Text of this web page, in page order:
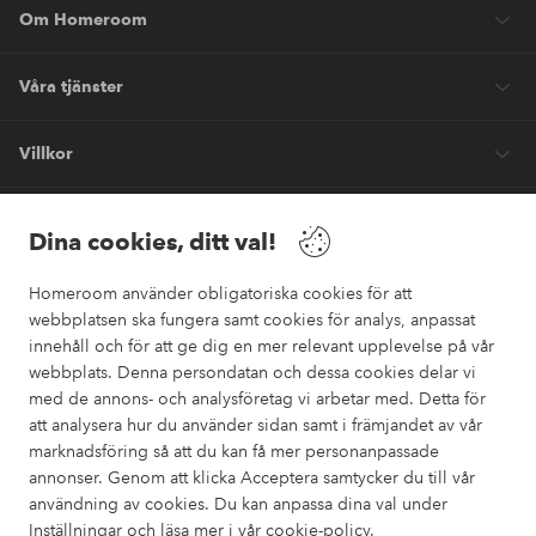
Dina cookies, ditt val!
Homeroom använder obligatoriska cookies för att
webbplatsen ska fungera samt cookies för analys, anpassat
innehåll och för att ge dig en mer relevant upplevelse på vår
webbplats. Denna persondatan och dessa cookies delar vi
med de annons- och analysföretag vi arbetar med. Detta för
att analysera hur du använder sidan samt i främjandet av vår
marknadsföring så att du kan få mer personanpassade
annonser. Genom att klicka Acceptera samtycker du till vår
användning av cookies. Du kan anpassa dina val under
Inställningar och läsa mer i vår cookie-policy.
Om Homeroom
Våra tjänster
Villkor
Säkra betalningar
Vill du veta mer om våra betalalternativ ?
elpy